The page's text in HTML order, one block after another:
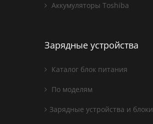
Аккумуляторы Toshiba
Зарядные устройства
Каталог блок питания
По моделям
Зарядные устройства и блоки